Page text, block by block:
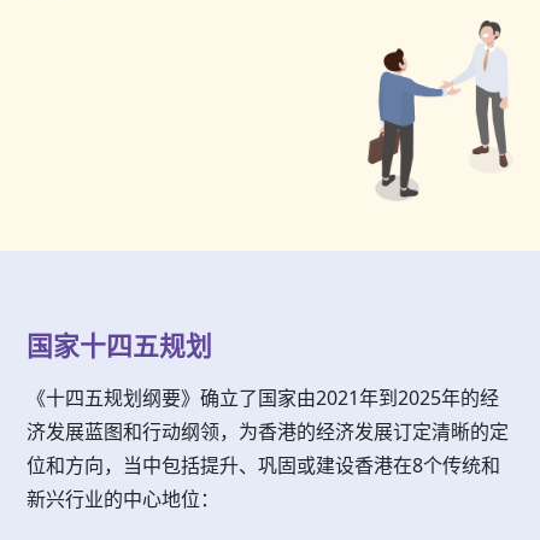
国家十四五规划
《十四五规划纲要》确立了国家由2021年到2025年的经
济发展蓝图和行动纲领，为香港的经济发展订定清晰的定
位和方向，当中包括提升、巩固或建设香港在8个传统和
新兴行业的中心地位：